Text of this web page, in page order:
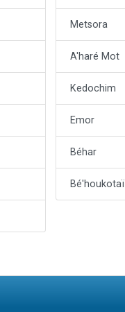
Metsora
A'haré Mot
Kedochim
Emor
Béhar
Bé'houkotaï